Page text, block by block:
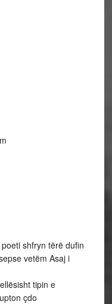
shfryn tërë dufin
vetëm Asaj i
tipin e
çdo